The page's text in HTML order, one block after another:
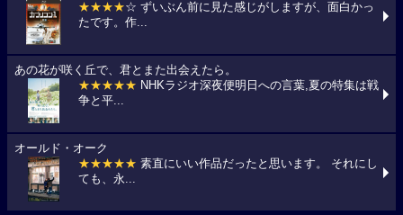
★★★★☆ ずいぶん前に見た感じがしますが、面白かっ
たです。作...
あの花が咲く丘で、君とまた出会えたら。
★★★★★ NHKラジオ深夜便明日への言葉,夏の特集は戦
争と平...
オールド・オーク
★★★★★ 素直にいい作品だったと思います。 それにし
ても、永...